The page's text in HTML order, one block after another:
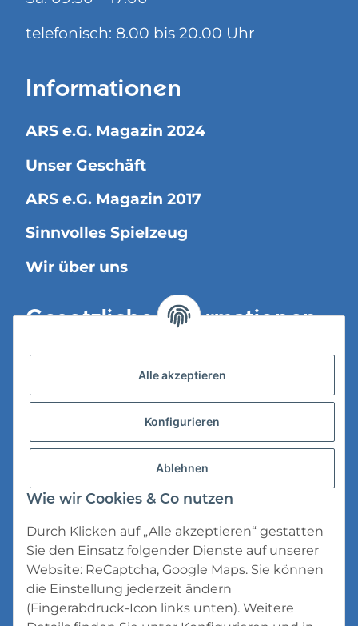
telefonisch: 8.00 bis 20.00 Uhr
Informationen
ARS e.G. Magazin 2024
Unser Geschäft
ARS e.G. Magazin 2017
Sinnvolles Spielzeug
Wir über uns
Gesetzliche Informationen
Versandinformationen
Datenschutz
Impressum
* Alle Preise inkl. gesetzlicher USt., zzgl.
Alle akzeptieren
Konfigurieren
Ablehnen
Wie wir Cookies & Co nutzen
Durch Klicken auf „Alle akzeptieren“ gestatten
Sie den Einsatz folgender Dienste auf unserer
Website: ReCaptcha, Google Maps. Sie können
die Einstellung jederzeit ändern
(Fingerabdruck-Icon links unten). Weitere